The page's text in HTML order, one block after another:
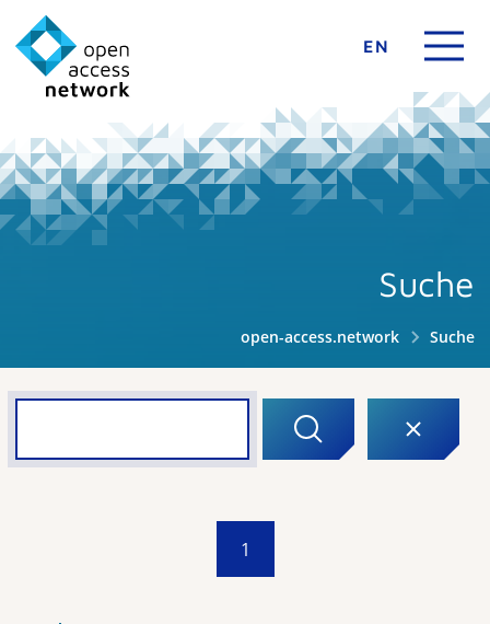
EN
Suche
open-access.network Suche
1